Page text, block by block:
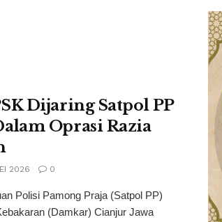
Dijaring Satpol PP
Oprasi Razia
2026 0
Polisi Pamong Praja (Satpol PP)
(Damkar) Cianjur Jawa